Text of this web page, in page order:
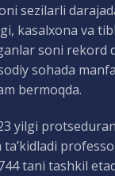
sezilarli
kasalxona va
soni rekord
sohada
bermoqda.
yilgi
tani tashkil